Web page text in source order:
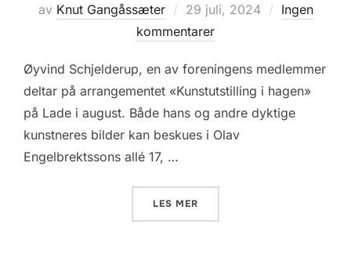
av Knut Gangåssæter
Posted
on
29 juli, 2024
Ingen
kommentarer
Øyvind Schjelderup, en av foreningens medlemmer
deltar på arrangementet «Kunstutstilling i hagen»
på Lade i august. Både hans og andre dyktige
kunstneres bilder kan beskues i Olav
Engelbrektssons allé 17, …
LES MER